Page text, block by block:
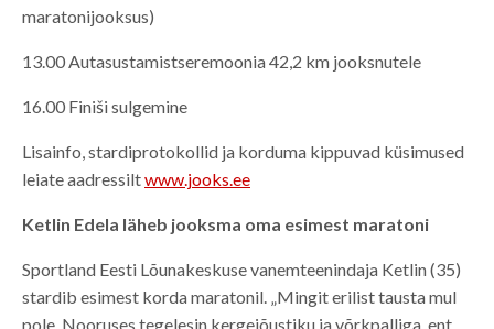
maratonijooksus)
13.00 Autasustamistseremoonia 42,2 km jooksnutele
16.00 Finiši sulgemine
Lisainfo, stardiprotokollid ja korduma kippuvad küsimused
leiate aadressiltwww.jooks.ee
Ketlin Edela läheb jooksma oma esimest maratoni
Sportland Eesti Lõunakeskuse vanemteenindaja Ketlin (35)
stardib esimest korda maratonil. „Mingit erilist tausta mul
pole. Nooruses tegelesin kergejõustiku ja võrkpalliga, ent